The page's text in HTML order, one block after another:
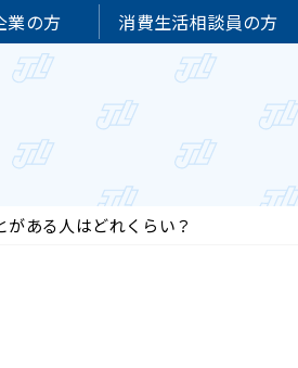
業の方 消費生活相談員の方
ある人はどれくらい？